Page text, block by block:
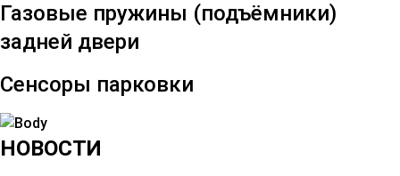
Газовые пружины (подъёмники)
задней двери
Сенсоры парковки
НОВОСТИ